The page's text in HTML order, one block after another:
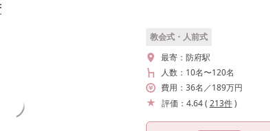
教会式・人前式
最寄： 防府駅
人数： 10名〜120名
費用： 36名 ／189万円
評価： 4.64( 213件)